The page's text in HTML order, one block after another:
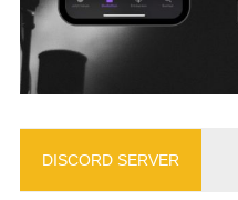
DISCORD SERVER